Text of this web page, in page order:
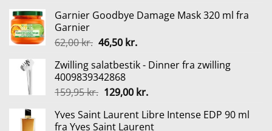
pris
199,00 kr..
pris
Garnier Goodbye Damage Mask 320 ml fra
Garnier
62,00kr. Den
pris
var:
62,00 kr..
46,50 kr.Den
pris
46,50 kr..
Zwilling salatbestik - Dinner fra zwilling
4009839342868
159,95kr. Den
pris
129,00 kr.Den
pris
Yves Saint Laurent Libre Intense EDP 90 ml
fra Yves Saint Laurent